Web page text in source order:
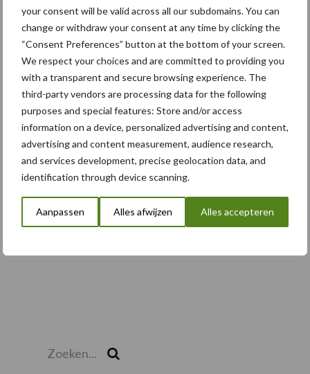
your consent will be valid across all our subdomains. You can
change or withdraw your consent at any time by clicking the
“Consent Preferences” button at the bottom of your screen.
We respect your choices and are committed to providing you
with a transparent and secure browsing experience. The
third-party vendors are processing data for the following
purposes and special features: Store and/or access
information on a device, personalized advertising and content,
advertising and content measurement, audience research,
and services development, precise geolocation data, and
identification through device scanning.
Aanpassen Alles afwijzen Alles accepteren
Komatsu HM460-6 knikdumper legt
lat opnieuw hoger
Nieuwe compacte gedragen
pootcombinatie van AVR
Toon meer